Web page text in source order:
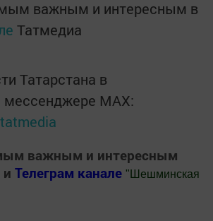
важным и интересным в
Татмедиа
Татарстана в
мессенджере MАХ:
важным и интересным
и Телеграм канале " Шешминская